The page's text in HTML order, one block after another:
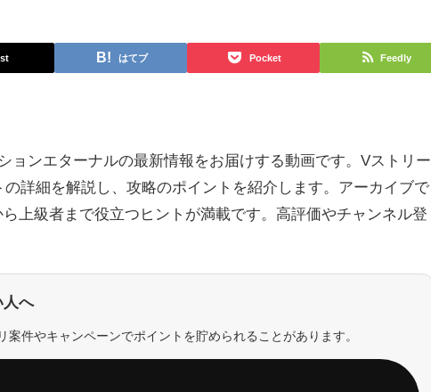
はてブ Pocket Feedly
ョンエターナルの最新情報をお届けする動画です。Vストリー
詳細を解説し、攻略のポイントを紹介します。アーカイブで
上級者まで役立つヒントが満載です。高評価やチャンネル登
人へ
案件やキャンペーンでポイントを貯められることがあります。